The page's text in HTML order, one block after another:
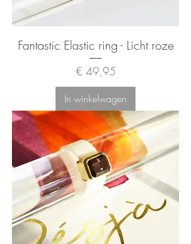
Fantastic Elastic ring - Licht roze
Prijs
€ 49,95
In winkelwagen